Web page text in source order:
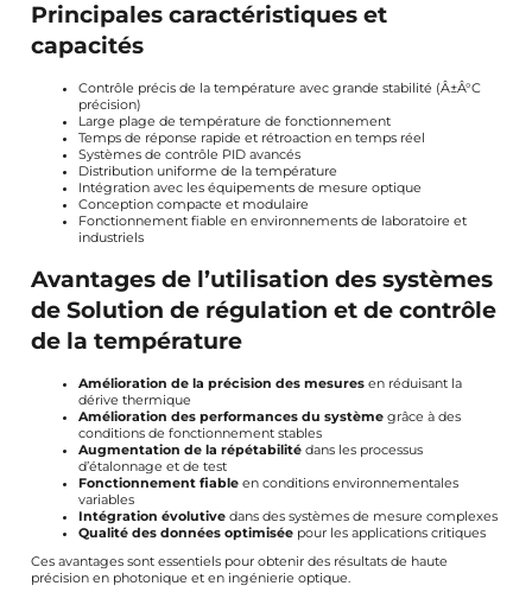
Principales caractéristiques et
capacités
Contrôle précis de la température avec grande stabilité (Â±Â°C
précision)
Large plage de température de fonctionnement
Temps de réponse rapide et rétroaction en temps réel
Systèmes de contrôle PID avancés
Distribution uniforme de la température
Intégration avec les équipements de mesure optique
Conception compacte et modulaire
Fonctionnement fiable en environnements de laboratoire et
industriels
Avantages de l’utilisation des systèmes
de Solution de régulation et de contrôle
de la température
Amélioration de la précision des mesuresen réduisant la
dérive thermique
Amélioration des performances du systèmegrâce à des
conditions de fonctionnement stables
Augmentation de la répétabilitédans les processus
d’étalonnage et de test
Fonctionnement fiableen conditions environnementales
variables
Intégration évolutivedans des systèmes de mesure complexes
Qualité des données optimiséepour les applications critiques
Ces avantages sont essentiels pour obtenir des résultats de haute
précision en photonique et en ingénierie optique.